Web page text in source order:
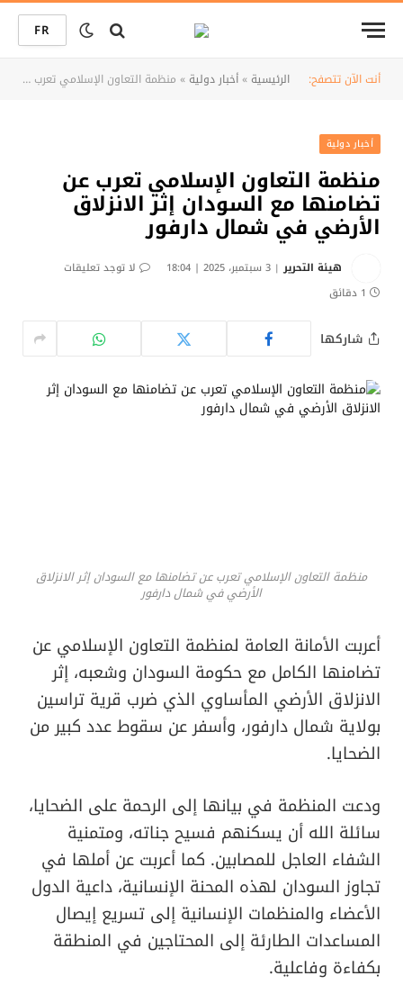
FR
أنت الآن تتصفح: الرئيسية»أخبار دولية» منظمة التعاون الإسلامي تعرب عن تضامنها مع السودان إثر الانزلاق الأرضي في شمال دارفور
أخبار دولية
منظمة التعاون الإسلامي تعرب عن
تضامنها مع السودان إثر الانزلاق
الأرضي في شمال دارفور
هيئة التحرير 3 سبتمبر، 2025 | 18:04
لا توجد تعليقات
1 دقائق
شاركها
منظمة التعاون الإسلامي تعرب عن تضامنها مع السودان إثر الانزلاق
الأرضي في شمال دارفور
أعربت الأمانة العامة لمنظمة التعاون الإسلامي عن
تضامنها الكامل مع حكومة السودان وشعبه، إثر
الانزلاق الأرضي المأساوي الذي ضرب قرية تراسين
بولاية شمال دارفور، وأسفر عن سقوط عدد كبير من
الضحايا.
ودعت المنظمة في بيانها إلى الرحمة على الضحايا،
سائلة الله أن يسكنهم فسيح جناته، ومتمنية
الشفاء العاجل للمصابين. كما أعربت عن أملها في
تجاوز السودان لهذه المحنة الإنسانية، داعية الدول
الأعضاء والمنظمات الإنسانية إلى تسريع إيصال
المساعدات الطارئة إلى المحتاجين في المنطقة
بكفاءة وفاعلية.